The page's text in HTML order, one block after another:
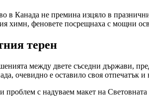
в Канада не премина изцяло в
химн, феновете посрещнаха с мощни
терен
между двете съседни държави,
очевидно е оставило своя отпечатък и
с надуваем макет на